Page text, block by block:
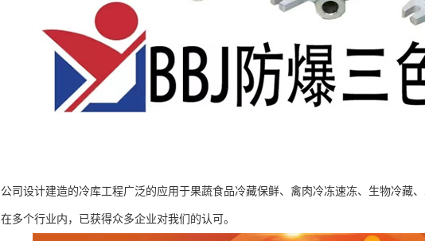
公司设计建造的冷库工程广泛的应用于果蔬食品冷藏保鲜、禽肉冷冻速冻、生物冷藏
在多个行业内，已获得众多企业对我们的认可。